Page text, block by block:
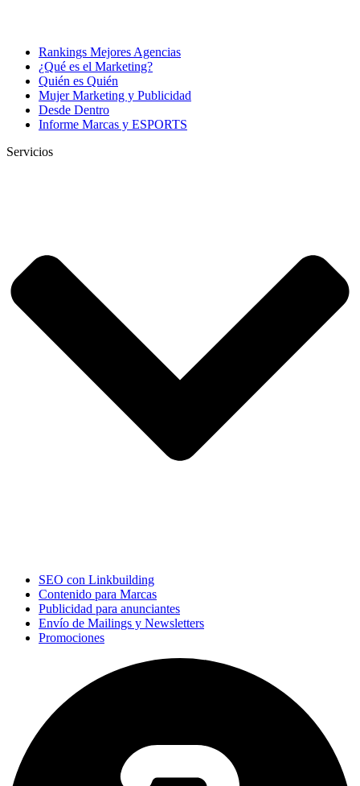
Rankings Mejores Agencias
¿Qué es el Marketing?
Quién es Quién
Mujer Marketing y Publicidad
Desde Dentro
Informe Marcas y ESPORTS
Servicios
SEO con Linkbuilding
Contenido para Marcas
Publicidad para anunciantes
Envío de Mailings y Newsletters
Promociones